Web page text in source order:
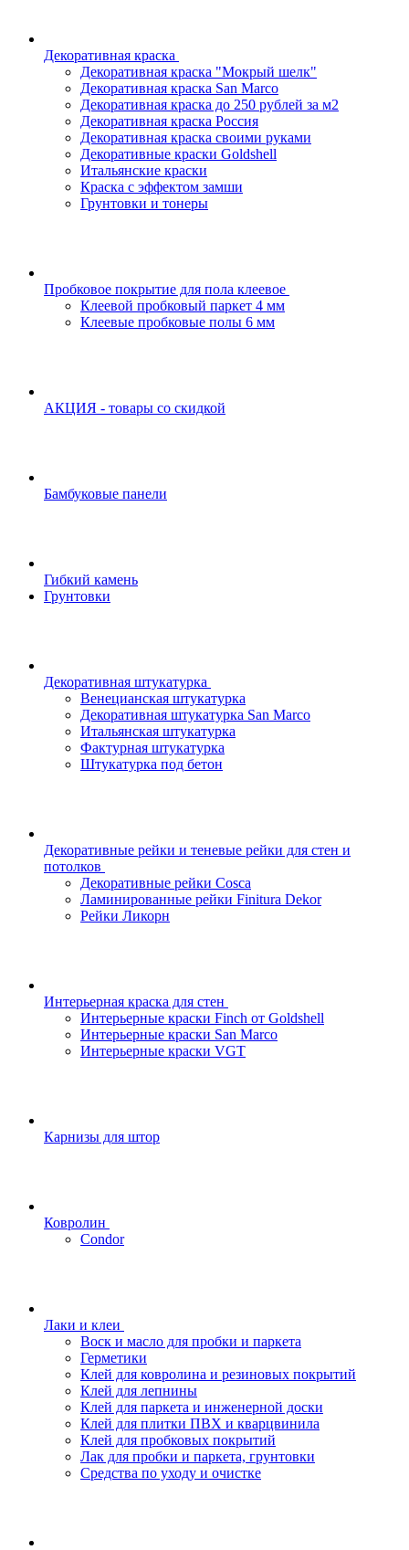
Декоративная краска
Декоративная краска "Мокрый шелк"
Декоративная краска San Marco
Декоративная краска до 250 рублей за м2
Декоративная краска Россия
Декоративная краска своими руками
Декоративные краски Goldshell
Итальянские краски
Краска с эффектом замши
Грунтовки и тонеры
Пробковое покрытие для пола клеевое
Клеевой пробковый паркет 4 мм
Клеевые пробковые полы 6 мм
АКЦИЯ - товары со скидкой
Бамбуковые панели
Гибкий камень
Грунтовки
Декоративная штукатурка
Венецианская штукатурка
Декоративная штукатурка San Marco
Итальянская штукатурка
Фактурная штукатурка
Штукатурка под бетон
Декоративные рейки и теневые рейки для стен и
потолков
Декоративные рейки Cosca
Ламинированные рейки Finitura Dekor
Рейки Ликорн
Интерьерная краска для стен
Интерьерные краски Finch от Goldshell
Интерьерные краски San Marco
Интерьерные краски VGT
Карнизы для штор
Ковролин
Condor
Лаки и клеи
Воск и масло для пробки и паркета
Герметики
Клей для ковролина и резиновых покрытий
Клей для лепнины
Клей для паркета и инженерной доски
Клей для плитки ПВХ и кварцвинила
Клей для пробковых покрытий
Лак для пробки и паркета, грунтовки
Средства по уходу и очистке